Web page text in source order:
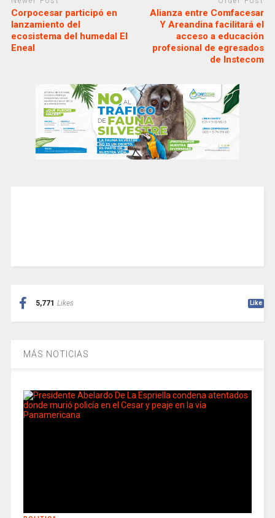
Corpocesar participó en
lanzamiento del
ecosistema del humedal El
Eneal
Alianza entre Comfacesar
Y Areandina facilitará el
acceso a educación
profesional de egresados
de Instecom
5,771 Likes Like
MÁS NOTICIAS